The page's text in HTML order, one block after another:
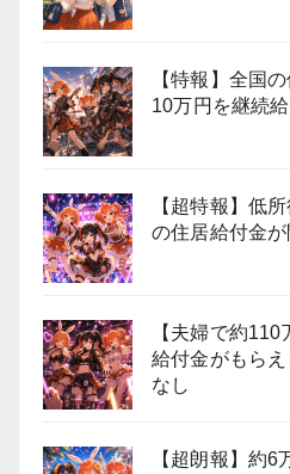
【特報】全国
10万円を継続給
【超特報】低
の住居給付金が
【夫婦で約
給付金がもら
なし
【超朗報】約